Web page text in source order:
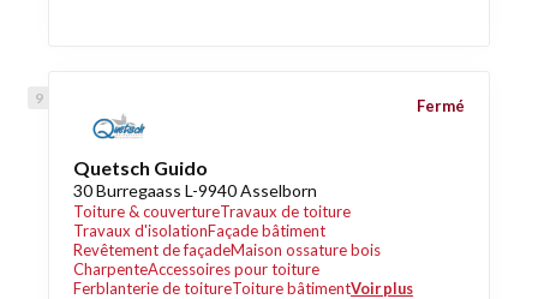
Quetsch Guido
30 Burregaass L-9940 Asselborn
Toiture & couvertureTravaux de toiture
Travaux d'isolationFaçade bâtiment
Revêtement de façadeMaison ossature bois
CharpenteAccessoires pour toiture
Ferblanterie de toitureToiture bâtimentVoir plus
Fermé